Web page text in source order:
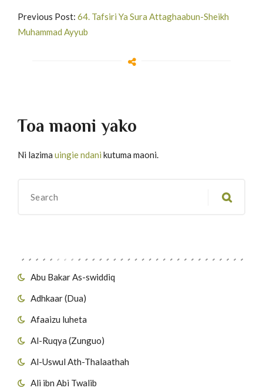
Abu Bakar As-swiddiq
Adhkaar (Dua)
Afaaizu luheta
Al-Ruqya (Zunguo)
Al-Uswul Ath-Thalaathah
Ali ibn Abi Twalib
Previous Post: 64. Tafsiri Ya Sura Attaghaabun-Sheikh
Muhammad Ayyub
Toa maoni yako
Ni lazima uingie ndani kutuma maoni.